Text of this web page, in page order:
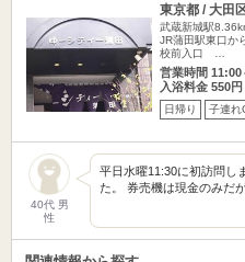
東京都 / 大田
武蔵新城駅
JR蒲田駅東口か
校前入口 …
営業時間 11:00
入浴料金 550円
日帰り 子連れ
40代 男
性
平日水曜11:30に初訪問し
た。 券売機は現金のみだ